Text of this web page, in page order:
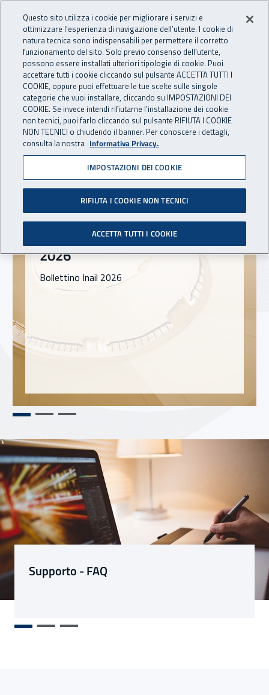
Casellario Centrale Infortuni
Apri cerca
Navigazione principale
Notizie in evidenza
04 agosto 2026
04 ago 2026
Bollettino Inail II trimestre
2026
Bollettino Inail 2026
Sezioni
Supporto - FAQ
Questo sito utilizza i cookie per migliorare i servizi e
ottimizzare l’esperienza di navigazione dell’utente. I cookie di
natura tecnica sono indispensabili per permettere il corretto
funzionamento del sito. Solo previo consenso dell’utente,
possono essere installati ulteriori tipologie di cookie. Puoi
accettare tutti i cookie cliccando sul pulsante ACCETTA TUTTI I
COOKIE, oppure puoi effettuare le tue scelte sulle singole
categorie che vuoi installare, cliccando su IMPOSTAZIONI DEI
COOKIE. Se invece intendi rifiutarne l’installazione dei cookie
non tecnici, puoi farlo cliccando sul pulsante RIFIUTA I COOKIE
NON TECNICI o chiudendo il banner. Per conoscere i dettagli,
consulta la nostra Informativa Privacy.
IMPOSTAZIONI DEI COOKIE
RIFIUTA I COOKIE NON TECNICI
ACCETTA TUTTI I COOKIE